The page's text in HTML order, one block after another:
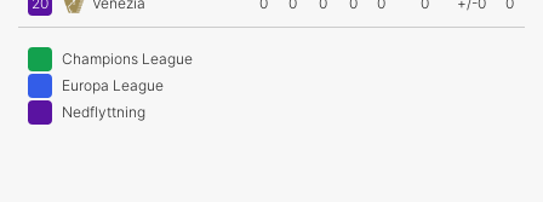
Champions League
Europa League
Nedflyttning